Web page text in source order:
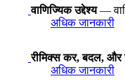
वाणिज्यिक उद्देश्य—
अधिक जानकारी
रीमिक्स कर, बदल,
अधिक जानकारी